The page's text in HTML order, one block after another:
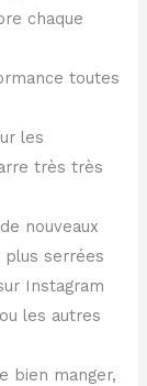
chaque
toutes
les
très très
nouveaux
plus serrées
Instagram
les autres
bien manger,